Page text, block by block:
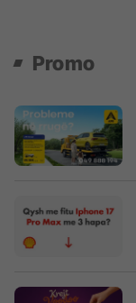
Promo